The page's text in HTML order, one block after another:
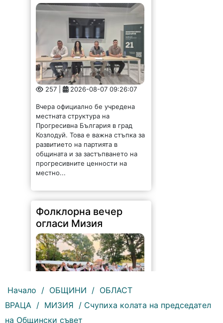
257 | 2026-08-07 09:26:07
Вчера официално бе учредена
местната структура на
Прогресивна България в град
Козлодуй. Това е важна стъпка за
развитието на партията в
общината и за застъпването на
прогресивните ценности на
местно...
Фолклорна вечер
огласи Мизия
71 | 2026-08-07 09:25:36
Начало / ОБЩИНИ / ОБЛАСТ
ВРАЦА / МИЗИЯ / Счупиха колата на председател
на Общински съвет